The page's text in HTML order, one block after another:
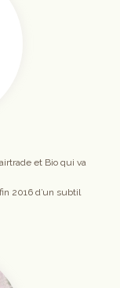
et Bio qui va
2016 d’un subtil